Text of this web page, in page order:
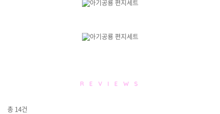
R E V I E W S
총 14건